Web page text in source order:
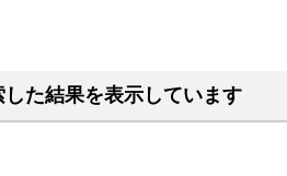
た結果を表示しています